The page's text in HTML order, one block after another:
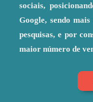
sociais,
Google, sendo
pesquisas, e por
maior número de